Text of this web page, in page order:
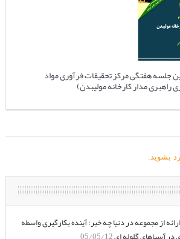
جلسه هفتگی مرکز تحقیقات فرآوری مواد
راهبری مدار کارخانه مولیبدن)
بشوید.
از مجموعه در دنیا چه خبر: آینده بکارگیری واسطه